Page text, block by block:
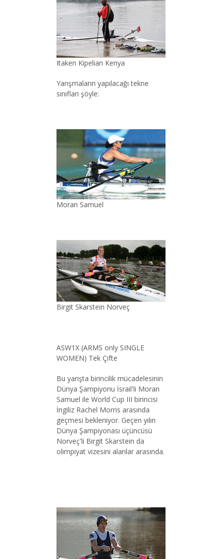
Itaken Kipelian Kenya
Yarışmaların yapılacağı tekne
sınıfları şöyle:
Moran Samuel
Birgit Skarstein Norveç
ASW1X (ARMS only SINGLE
WOMEN) Tek Çifte
Bu yarışta birincilik mücadelesinin
Dünya Şampiyonu İsrail'li Moran
Samuel ile World Cup III birincisi
İngiliz Rachel Morris arasında
geçmesi bekleniyor. Geçen yılın
Dünya Şampiyonası üçüncüsü
Norveç'li Birgit Skarstein da
olimpiyat vizesini alanlar arasında.